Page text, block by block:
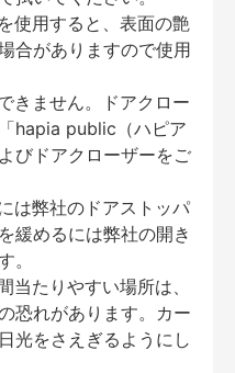
使用すると、表面の艶
合がありますので使用
きません。ドアクロー
hapia public（ハピア
びドアクローザーをご
は弊社のドアストッパ
緩めるには弊社の開き
。
たりやすい場所は、
恐れがあります。カー
光をさえぎるようにし